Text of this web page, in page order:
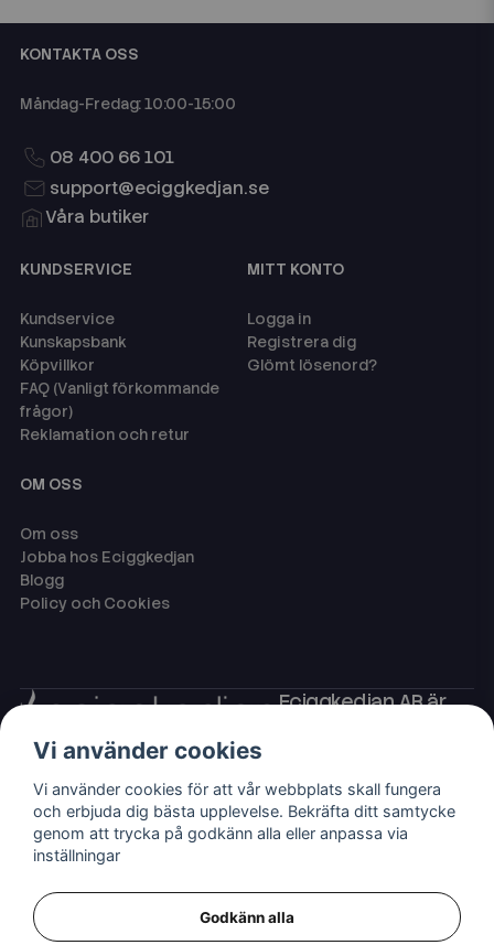
KONTAKTA OSS
Måndag-Fredag: 10:00-15:00
08 400 66 101
support@eciggkedjan.se
Våra butiker
KUNDSERVICE
Kundservice
Kunskapsbank
Köpvillkor
FAQ (Vanligt förkommande
frågor)
Reklamation och retur
MITT KONTO
Logga in
Registrera dig
Glömt lösenord?
OM OSS
Om oss
Jobba hos Eciggkedjan
Blogg
Policy och Cookies
Eciggkedjan AB är
som engångsvape,
eller så kallade
disposables,
Vi använder cookies
Vi använder cookies för att vår webbplats skall fungera
och erbjuda dig bästa upplevelse. Bekräfta ditt samtycke
genom att trycka på godkänn alla eller anpassa via
inställningar
Godkänn alla